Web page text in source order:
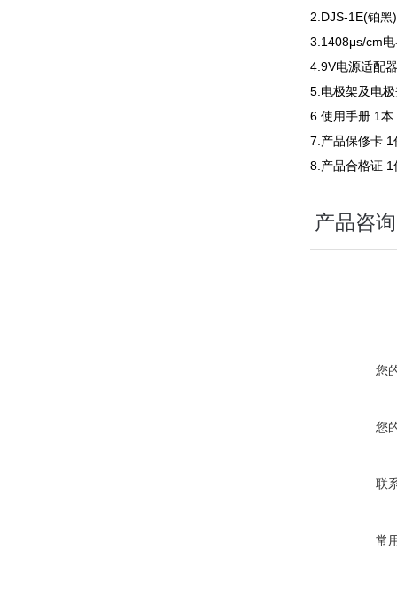
2.DJS-1E(铂黑
3.1408μs/cm
4.9V电源适配
5.电极架及电
6.使用手册 1本
7.产品保修卡 1
8.产品合格证 1
产品咨询
您
您
联
常